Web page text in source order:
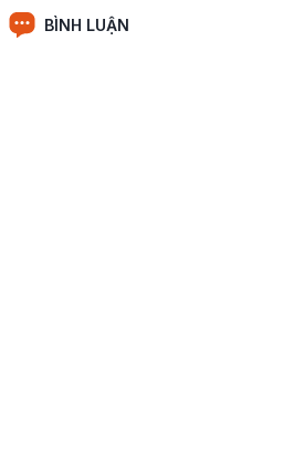
BÌNH LUẬN